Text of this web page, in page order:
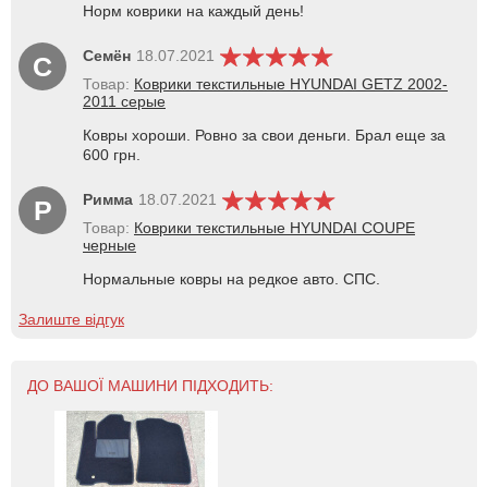
Норм коврики на каждый день!
С Семён 18.07.2021
Товар: Коврики текстильные HYUNDAI GETZ 2002-
2011 серые
Ковры хороши. Ровно за свои деньги. Брал еще за
600 грн.
Р Римма 18.07.2021
Товар: Коврики текстильные HYUNDAI COUPE
черные
Нормальные ковры на редкое авто. СПС.
Залиште відгук
ДО ВАШОЇ МАШИНИ ПІДХОДИТЬ: